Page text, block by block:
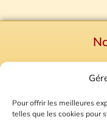
Pour offrir les meilleures
telles que les cookies pour
Mentions